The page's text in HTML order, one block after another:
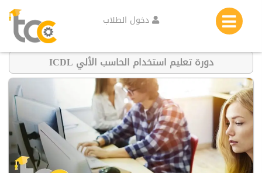
دخول الطلاب
دورة تعليم استخدام الحاسب الألي ICDL